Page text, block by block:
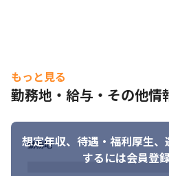
もっと見る
勤務地・給与・その他情
想定年収、待遇・福利厚生、
するには会員登
勤務地